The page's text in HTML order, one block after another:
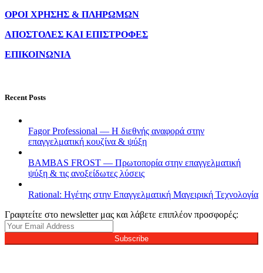
ΟΡΟΙ ΧΡΗΣΗΣ & ΠΛΗΡΩΜΩΝ
ΑΠΟΣΤΟΛΕΣ ΚΑΙ ΕΠΙΣΤΡΟΦΕΣ
ΕΠΙΚΟΙΝΩΝΙΑ
Recent Posts
Fagor Professional — Η διεθνής αναφορά στην
επαγγελματική κουζίνα & ψύξη
BAMBAS FROST — Πρωτοπορία στην επαγγελματική
ψύξη & τις ανοξείδωτες λύσεις
Rational: Ηγέτης στην Επαγγελματική Μαγειρική Τεχνολογία
Γραφτείτε στο newsletter μας και λάβετε επιπλέον προσφορές:
Subscribe